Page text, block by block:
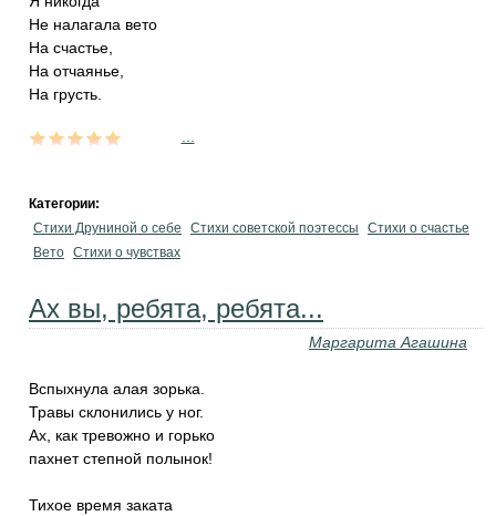
Не налагала вето
На счастье,
На отчаянье,
На грусть.
Категории:
Стихи Друниной о себе
Стихи советской поэтессы
Стихи о счастье
Вето Стихи о чувствах
Ах вы, ребята, ребята...
Маргарита Агашина
Вспыхнула алая зорька.
Травы склонились у ног.
Ах, как тревожно и горько
пахнет степной полынок!
Тихое время заката